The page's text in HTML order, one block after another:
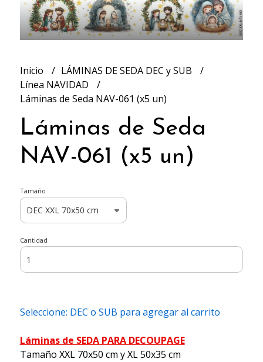
Inicio
LÁMINAS DE SEDA DEC y SUB
Línea NAVIDAD
Láminas de Seda NAV-061 (x5 un)
Láminas de Seda
NAV-061 (x5 un)
Tamaño
Cantidad
Seleccione: DEC o SUB para agregar al carrito
Láminas de SEDA PARA DECOUPAGE
Tamaño XXL 70x50 cm y XL 50x35 cm